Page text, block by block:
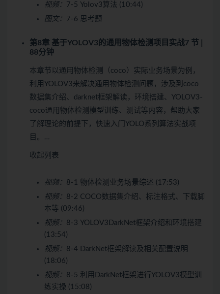
视频： 7-5 Yolov3算法 (10:44)
图文： 7-6 思考题
第8章 基于YOLOV3的通用物体检测项目实战7 节 |
88分钟
本章节以通用物体检测（coco）实际业务场景为例，
利用YOLOV3来解决通用物体检测问题，涉及到coco
数据集介绍、darknet框架解读，环境搭建、YOLOV3-
coco通用物体检测模型训练、测试等内容，帮助大家
了解理论的前提下，快速入门YOLO系列算法实战项
目。…
收起列表
视频： 8-1 物体检测业务场景综述 (17:53)
视频： 8-2 COCO数据集介绍、标注格式、下载脚
本等 (09:46)
视频： 8-3 YOLOV3DarkNet框架介绍和环境搭建
(13:54)
视频： 8-4 DarkNet框架解读及相关配置说明
(18:06)
视频： 8-5 利用DarkNet框架进行YOLOV3模型训
练实操 (15:08)